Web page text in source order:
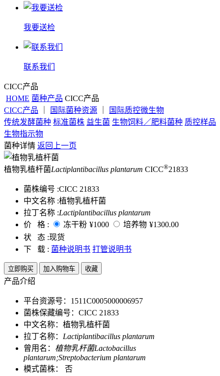
我要送检
联系我们
CICC产品
HOME 菌种产品 CICC产品
CICC产品
国际菌种资源
国际质控微生物
传统发酵菌种 标准菌株 益生菌 生物饲料／肥料菌种 质控样品
生物指示物
菌种详情 返回上一页
植物乳植杆菌Lactiplantibacillus plantarum CICC®21833
菌株编号 :CICC 21833
中文名称 :植物乳植杆菌
拉丁名称 :Lactiplantibacillus plantarum
价 格 :
冻干粉 ¥1000 培养物 ¥1300.00
状 态 :现货
下 载 : 菌种说明书 打管说明书
立即购买 加入购物车 收藏
产品介绍
平台资源号：1511C0005000006957
菌株保藏编号：CICC 21833
中文名称：植物乳植杆菌
拉丁名称： Lactiplantibacillus plantarum
曾用名： 植物乳杆菌Lactobacillus
plantarum;Streptobacterium plantarum
模式菌株： 否